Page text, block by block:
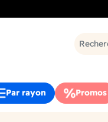
Par rayon Promos